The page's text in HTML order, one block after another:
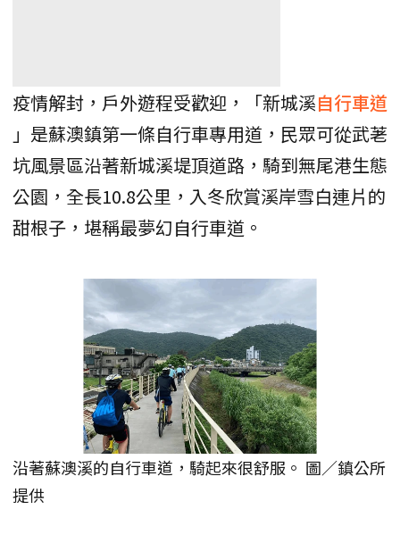
疫情解封，戶外遊程受歡迎，「新城溪自行車道
」是蘇澳鎮第一條自行車專用道，民眾可從武荖
坑風景區沿著新城溪堤頂道路，騎到無尾港生態
公園，全長10.8公里，入冬欣賞溪岸雪白連片的
甜根子，堪稱最夢幻自行車道。
沿著蘇澳溪的自行車道，騎起來很舒服。 圖／鎮公所
提供